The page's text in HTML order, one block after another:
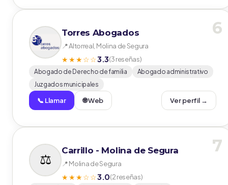
6
Torres Abogados
📍 Altorreal, Molina de Segura
★★★☆☆3.3(3 reseñas)
Abogado de Derecho de familia
Abogado administrativo
Juzgados municipales
📞 Llamar 🌐 Web Ver perfil →
7
Carrillo - Molina de Segura
📍 Molina de Segura
★★★☆☆3.0(2 reseñas)